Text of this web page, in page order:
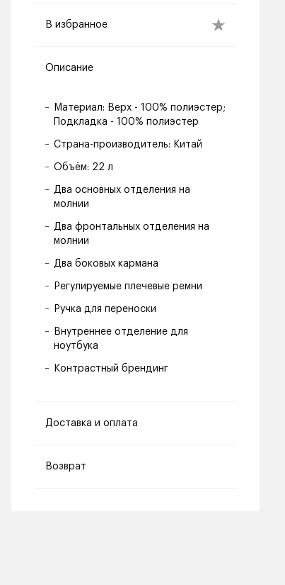
В избранное
Описание
Материал: Верх - 100% полиэстер;
Подкладка - 100% полиэстер
Страна-производитель: Китай
Объём: 22 л
Два основных отделения на
молнии
Два фронтальных отделения на
молнии
Два боковых кармана
Регулируемые плечевые ремни
Ручка для переноски
Внутреннее отделение для
ноутбука
Контрастный брендинг
Доставка и оплата
Возврат